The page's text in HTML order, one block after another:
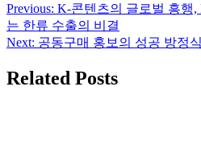
글
탐
Previous: K-콘텐츠의 글로벌 흥행,
는 한류 수출의 비결
Next: 공동구매 홍보의 성공 방정
Related Posts